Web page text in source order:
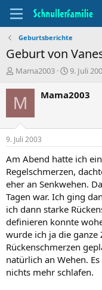
Geburtsberichte
Geburt von
T
e
m
n
t
a
t
e
r
Mama2003
B
g
a
t
m
9. Juli
M Mama2003
9. Juli 2003
Am Abend hatte ich
Regelschmerzen,
eher an Senkwehen.
Tagen war. Ich ging
ich dann starke
definieren konnte
wurde ich ja die ganze
Rückenschmerzen
natürlich an Wehen.
nichts mehr schlafen.